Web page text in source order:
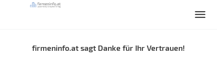
firmeninfo.at sagt Danke für Ihr Vertrauen!